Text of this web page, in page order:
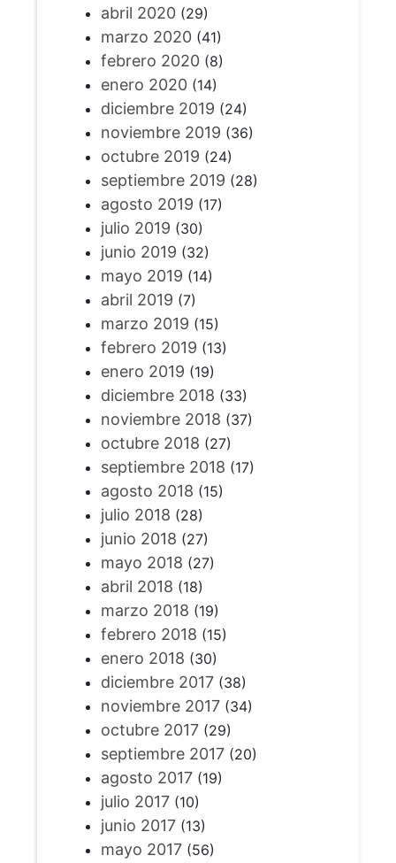
abril 2020(29)
marzo 2020(41)
febrero 2020(8)
enero 2020(14)
diciembre 2019 (24)
noviembre 2019 (36)
octubre 2019 (24)
septiembre 2019 (28)
agosto 2019 (17)
julio 2019 (30)
junio 2019 (32)
mayo 2019 (14)
abril 2019 (7)
marzo 2019 (15)
febrero 2019 (13)
enero 2019 (19)
diciembre 2018 (33)
noviembre 2018 (37)
octubre 2018 (27)
septiembre 2018 (17)
agosto 2018 (15)
julio 2018 (28)
junio 2018 (27)
mayo 2018 (27)
abril 2018 (18)
marzo 2018 (19)
febrero 2018 (15)
enero 2018 (30)
diciembre 2017(38)
noviembre 2017(34)
octubre 2017(29)
septiembre 2017(20)
agosto 2017(19)
julio 2017(10)
junio 2017(13)
mayo 2017(56)